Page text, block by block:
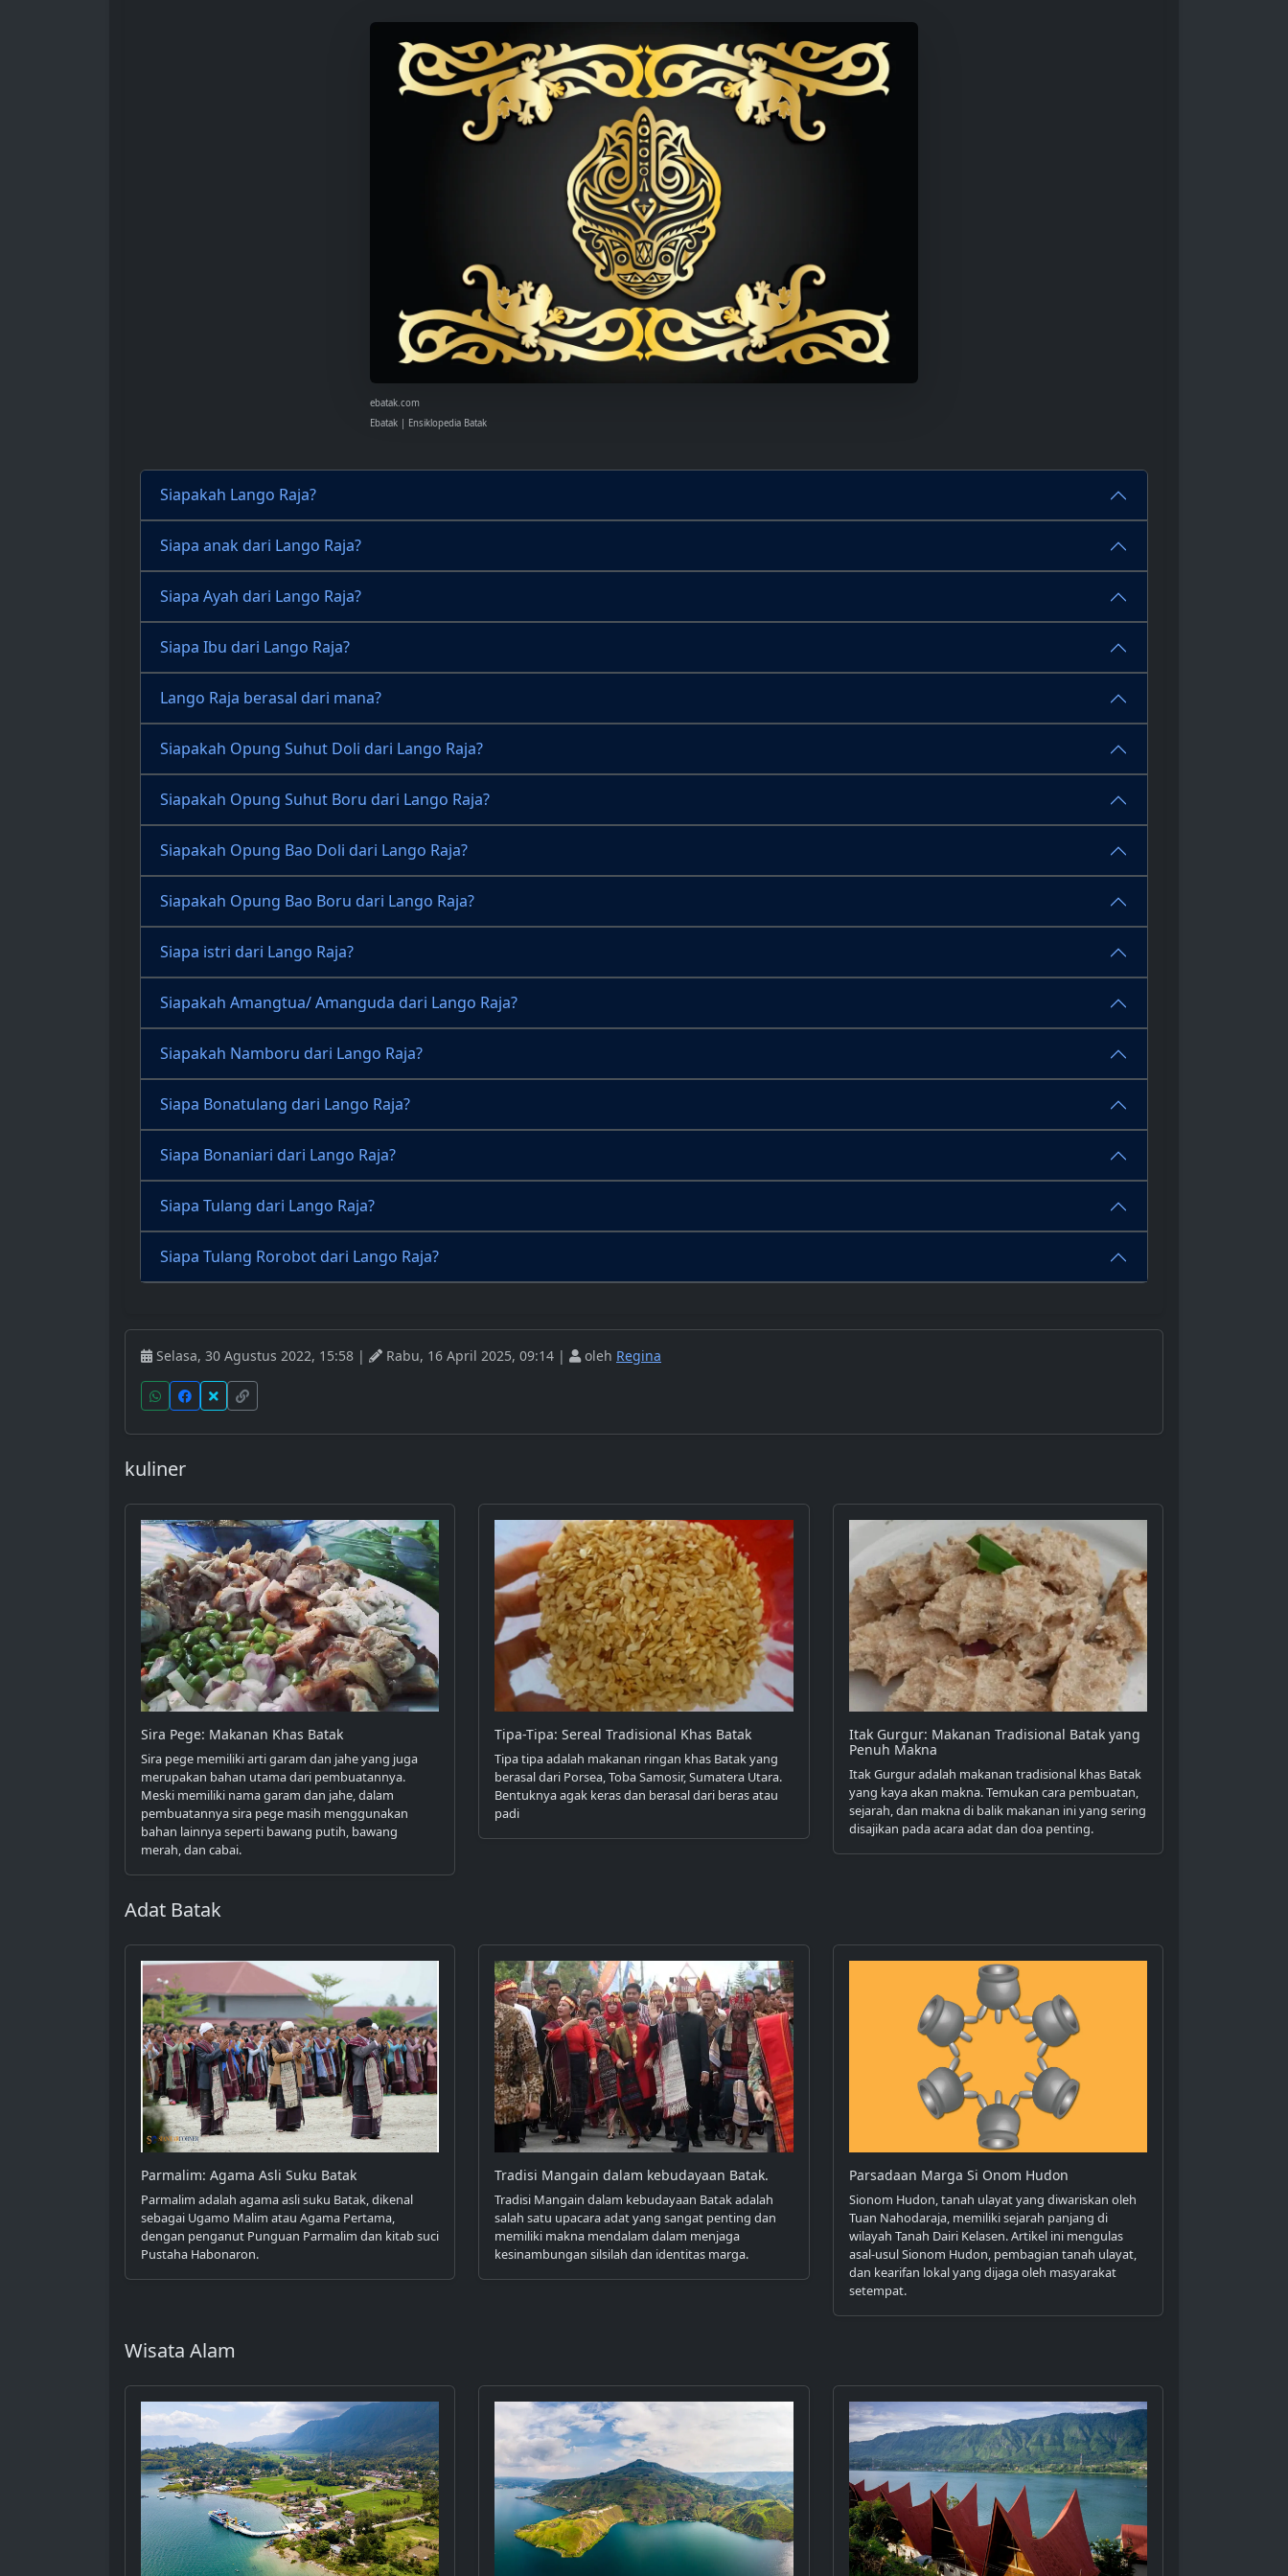
ebatak.com
Ebatak | Ensiklopedia Batak
Siapakah Lango Raja?
Siapa anak dari Lango Raja?
Siapa Ayah dari Lango Raja?
Siapa Ibu dari Lango Raja?
Lango Raja berasal dari mana?
Siapakah Opung Suhut Doli dari Lango Raja?
Siapakah Opung Suhut Boru dari Lango Raja?
Siapakah Opung Bao Doli dari Lango Raja?
Siapakah Opung Bao Boru dari Lango Raja?
Siapa istri dari Lango Raja?
Siapakah Amangtua/ Amanguda dari Lango Raja?
Siapakah Namboru dari Lango Raja?
Siapa Bonatulang dari Lango Raja?
Siapa Bonaniari dari Lango Raja?
Siapa Tulang dari Lango Raja?
Siapa Tulang Rorobot dari Lango Raja?
Selasa, 30 Agustus 2022, 15:58 | Rabu, 16 April 2025, 09:14 | oleh Regina
kuliner
Sira Pege: Makanan Khas Batak
Sira pege memiliki arti garam dan jahe yang juga
merupakan bahan utama dari pembuatannya.
Meski memiliki nama garam dan jahe, dalam
pembuatannya sira pege masih menggunakan
bahan lainnya seperti bawang putih, bawang
merah, dan cabai.
Tipa-Tipa: Sereal Tradisional Khas Batak
Tipa tipa adalah makanan ringan khas Batak yang
berasal dari Porsea, Toba Samosir, Sumatera Utara.
Bentuknya agak keras dan berasal dari beras atau
padi
Itak Gurgur: Makanan Tradisional Batak yang
Penuh Makna
Itak Gurgur adalah makanan tradisional khas Batak
yang kaya akan makna. Temukan cara pembuatan,
sejarah, dan makna di balik makanan ini yang sering
disajikan pada acara adat dan doa penting.
Adat Batak
Parmalim: Agama Asli Suku Batak
Parmalim adalah agama asli suku Batak, dikenal
sebagai Ugamo Malim atau Agama Pertama,
dengan penganut Punguan Parmalim dan kitab suci
Pustaha Habonaron.
Tradisi Mangain dalam kebudayaan Batak.
Tradisi Mangain dalam kebudayaan Batak adalah
salah satu upacara adat yang sangat penting dan
memiliki makna mendalam dalam menjaga
kesinambungan silsilah dan identitas marga.
Parsadaan Marga Si Onom Hudon
Sionom Hudon, tanah ulayat yang diwariskan oleh
Tuan Nahodaraja, memiliki sejarah panjang di
wilayah Tanah Dairi Kelasen. Artikel ini mengulas
asal-usul Sionom Hudon, pembagian tanah ulayat,
dan kearifan lokal yang dijaga oleh masyarakat
setempat.
Wisata Alam